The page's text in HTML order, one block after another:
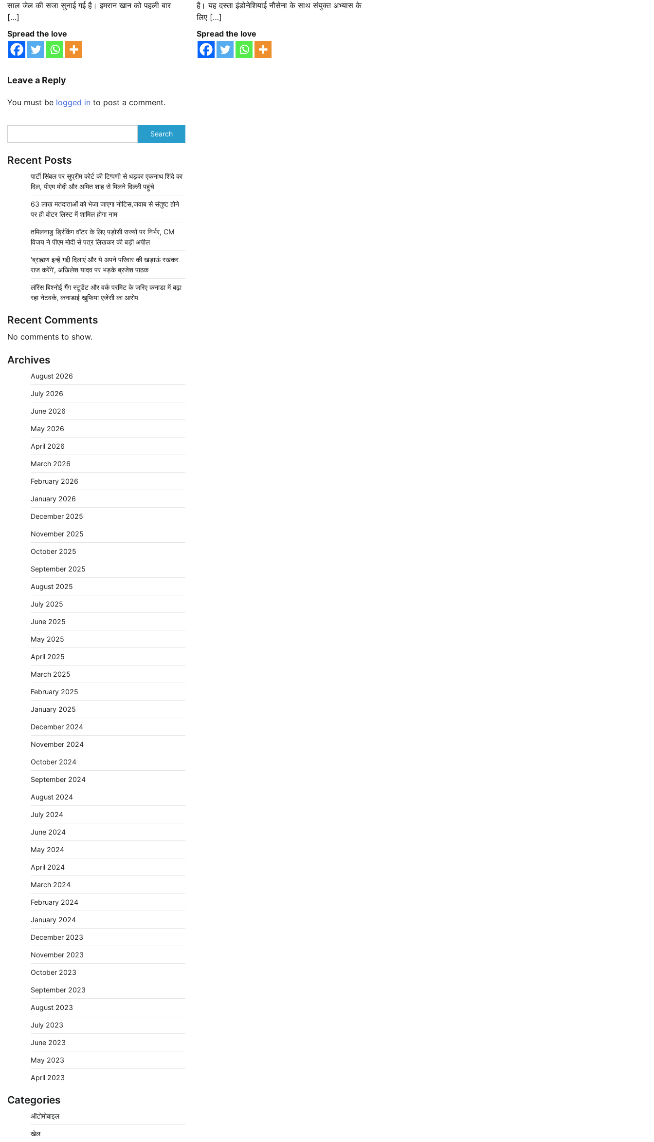
साल जेल की सजा सुनाई गई है। इमरान खान को पहली बार
[…]
Spread the love
है। यह दस्ता इंडोनेशियाई नौसेना के साथ संयुक्त अभ्यास के
लिए […]
Spread the love
Leave a Reply
You must be logged in to post a comment.
Search
Recent Posts
पार्टी सिंबल पर सुप्रीम कोर्ट की टिप्पणी से धड़का एकनाथ शिंदे का
दिल, पीएम मोदी और अमित शाह से मिलने दिल्ली पहुंचे
63 लाख मतदाताओं को भेजा जाएगा नोटिस,जवाब से संतुष्ट होने
पर ही वोटर लिस्ट में शामिल होगा नाम
तमिलनाडु ड्रिंकिंग वॉटर के लिए पड़ोसी राज्यों पर निर्भर, CM
विजय ने पीएम मोदी से पत्र लिखकर की बड़ी अपील
‘ब्राह्मण इन्हें गद्दी दिलाएं और ये अपने परिवार की खड़ाऊं रखकर
राज करेंगे’, अखिलेश यादव पर भड़के ब्रजेश पाठक
लॉरेंस बिश्नोई गैंग स्टूडेंट और वर्क परमिट के जरिए कनाडा में बढ़ा
रहा नेटवर्क, कनाडाई खुफिया एजेंसी का आरोप
Recent Comments
No comments to show.
Archives
August 2026
July 2026
June 2026
May 2026
April 2026
March 2026
February 2026
January 2026
December 2025
November 2025
October 2025
September 2025
August 2025
July 2025
June 2025
May 2025
April 2025
March 2025
February 2025
January 2025
December 2024
November 2024
October 2024
September 2024
August 2024
July 2024
June 2024
May 2024
April 2024
March 2024
February 2024
January 2024
December 2023
November 2023
October 2023
September 2023
August 2023
July 2023
June 2023
May 2023
April 2023
Categories
ऑटोमोबाइल
खेल